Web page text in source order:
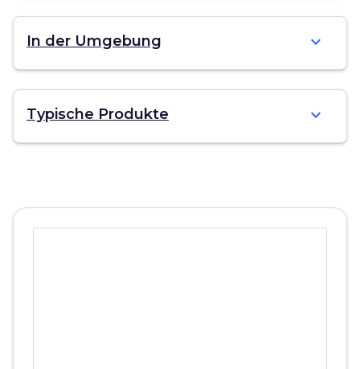
In der Umgebung expand_more
Typische Produkte expand_more